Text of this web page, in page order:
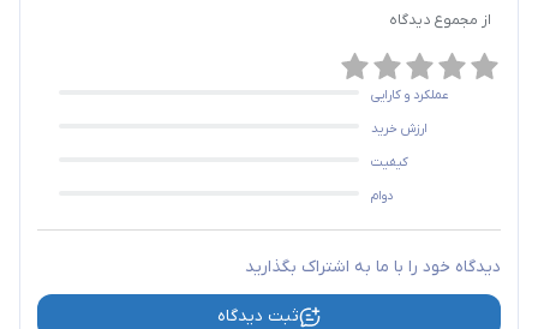
از مجموع دیدگاه
عملکرد و کارایی
ارزش خرید
کیفیت
دوام
دیدگاه خود را با ما به اشتراک بگذارید
ثبت دیدگاه